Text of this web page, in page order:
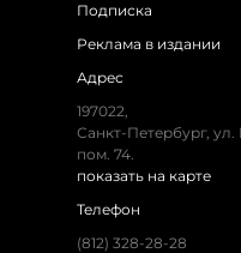
Подписка
Реклама в издании
Адрес
197022,
Санкт-Петербург,
пом. 74.
показать на карте
Телефон
(812) 328-28-28